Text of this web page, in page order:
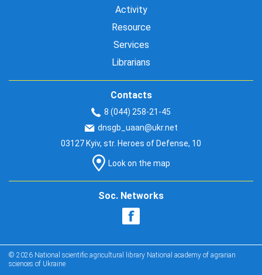
Activity
Resource
Services
Librarians
Contacts
8 (044) 258-21-45
dnsgb_uaan@ukr.net
03127 Kyiv, str. Heroes of Defense, 10
Look on the map
Soc. Networks
© 2026 National scientific agricultural library National academy of agrarian
sciences of Ukraine